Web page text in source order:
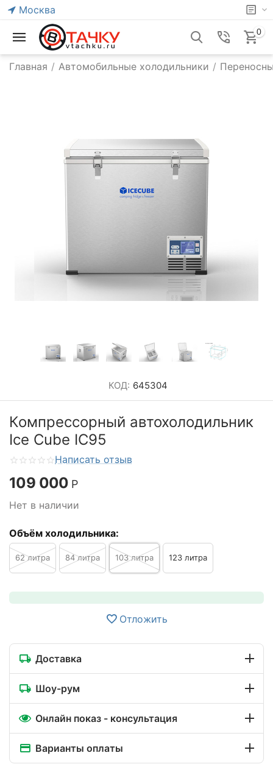
Москва
0
Главная / Автомобильные холодильники /
КОД: 645304
Компрессорный автохолодильник
Ice Cube IC95
Написать отзыв
109 000 Р
Нет в наличии
Объём холодильника:
62 литра 84 литра 103 литра 123 литра
Отложить
Доставка
Шоу-рум
Онлайн показ - консультация
Варианты оплаты